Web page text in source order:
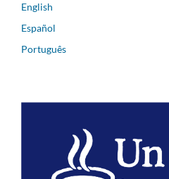
English
Español
Português